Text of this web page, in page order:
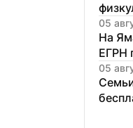
05
На
ЕГРН
05